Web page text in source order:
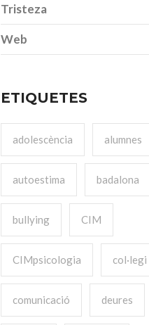
Tristeza
Web
ETIQUETES
adolescència alumnes
autoestima badalona
bullying CIM
CIMpsicologia col·legi
comunicació deures